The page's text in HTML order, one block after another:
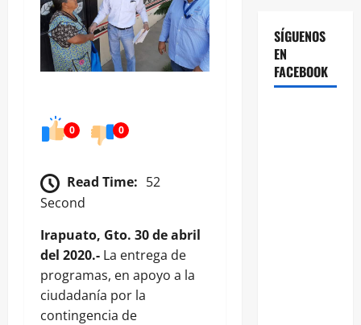
0 0
Read Time: 52
Second
Irapuato, Gto. 30 de abril
del 2020.- La entrega de
programas, en apoyo a la
ciudadanía por la
contingencia de
SÍGUENOS
EN
FACEBOOK